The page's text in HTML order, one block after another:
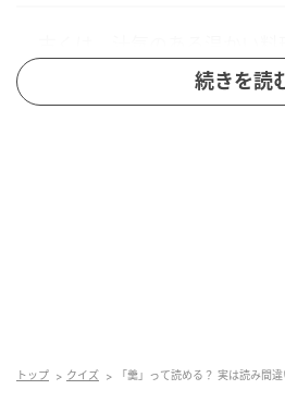
われました
「あつい」という意味の漢
続きを読
トップ クイズ 「羹」って読める？ 実は読み間